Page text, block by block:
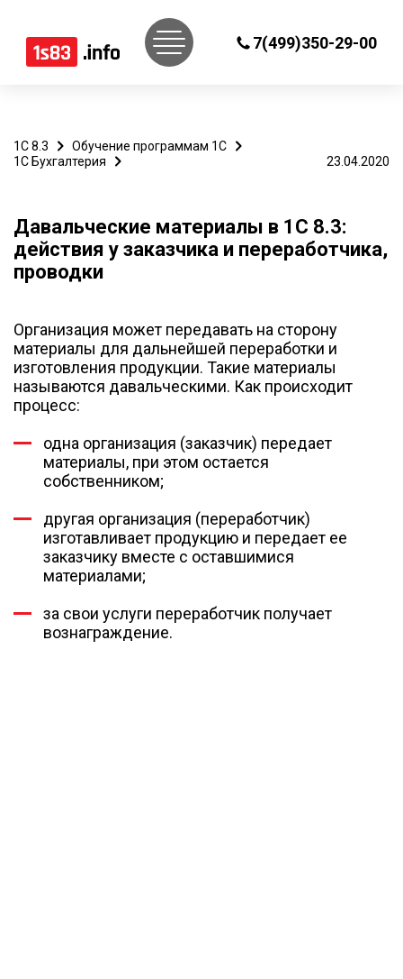
7(499)350-29-00
1С 8.3
Обучение программам 1С
1С Бухгалтерия
23.04.2020
Давальческие материалы в 1С 8.3:
действия у заказчика и переработчика,
проводки
Организация может передавать на сторону
материалы для дальнейшей переработки и
изготовления продукции. Такие материалы
называются давальческими. Как происходит
процесс:
одна организация (заказчик) передает
материалы, при этом остается
собственником;
другая организация (переработчик)
изготавливает продукцию и передает ее
заказчику вместе с оставшимися
материалами;
за свои услуги переработчик получает
вознаграждение.